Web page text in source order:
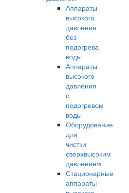
Аппараты
высокого
давления
без
подогрева
воды
Аппараты
высокого
давления
с
подогревом
воды
Оборудование
для
чистки
сверхвысоким
давлением
Стационарные
аппараты